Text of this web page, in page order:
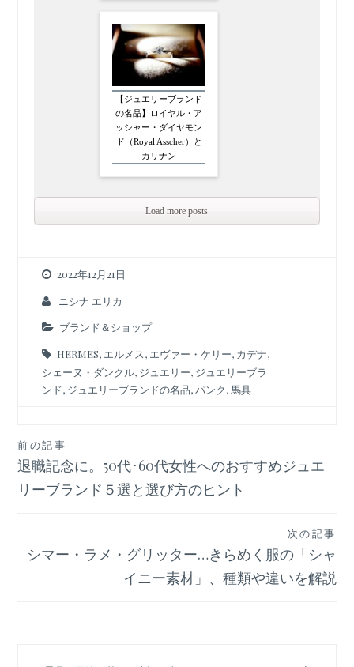
【ジュエリーブランド
の名品】ロイヤル・ア
ッシャー・ダイヤモン
ド（Royal Asscher）と
カリナン
Load more posts
2022年12月21日
ニシナ エリカ
ブランド＆ショップ
HERMES, エルメス, エヴァー・ケリー, カデナ,
シェーヌ・ダンクル, ジュエリー, ジュエリーブラ
ンド, ジュエリーブランドの名品,パンク, 馬具
投
稿
ナ
ー
前の記事
退職記念に。50代･60代女性へのおすすめジュエ
リーブランド５選と選び方のヒント
次の記事
シマー・ラメ・グリッター…きらめく服の「シャ
イニー素材」、種類や違いを解説